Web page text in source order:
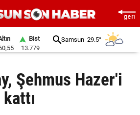
Bist
13.779
Samsun 29.5°
Şehmus Hazer'i